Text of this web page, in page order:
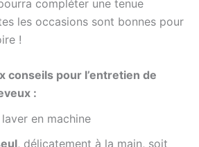
compléter une tenue
les occasions sont bonnes pour
!
conseils pour l’entretien de
:
en machine
, délicatement à la main, soit